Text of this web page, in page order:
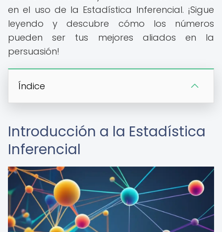
en el uso de la Estadística Inferencial. ¡Sigue
leyendo y descubre cómo los números
pueden ser tus mejores aliados en la
persuasión!
Índice
Introducción a la Estadística
Inferencial